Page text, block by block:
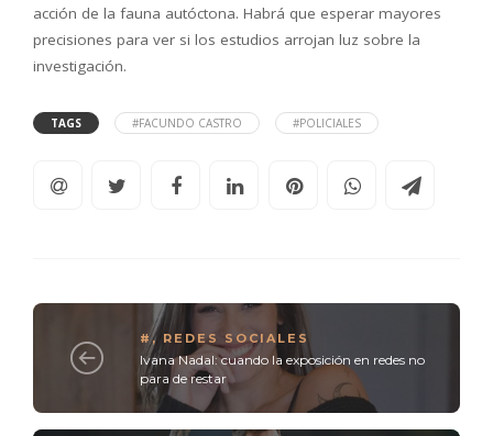
acción de la fauna autóctona. Habrá que esperar mayores
precisiones para ver si los estudios arrojan luz sobre la
investigación.
TAGS #FACUNDO CASTRO #POLICIALES
#, REDES SOCIALES
Ivana Nadal: cuando la exposición en redes no
para de restar